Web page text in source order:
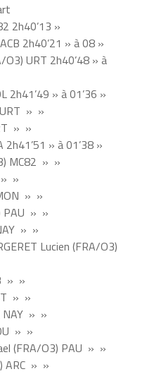
2h40’13 »
2h40’21 » à 08 »
O3) URT 2h40’48 » à
2h41’49 » à 01’36 »
URT » »
» »
2h41’51 » à 01’38 »
MC82 » »
» »
» »
PAU » »
» »
Lucien (FRA/O3)
» »
» »
NAY » »
» »
(FRA/O3) PAU » »
ARC » »